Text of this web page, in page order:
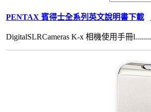
PENTAX 賓得士全系列英文說明書下載
DigitalSLRCameras K-x 相機使用手冊l........